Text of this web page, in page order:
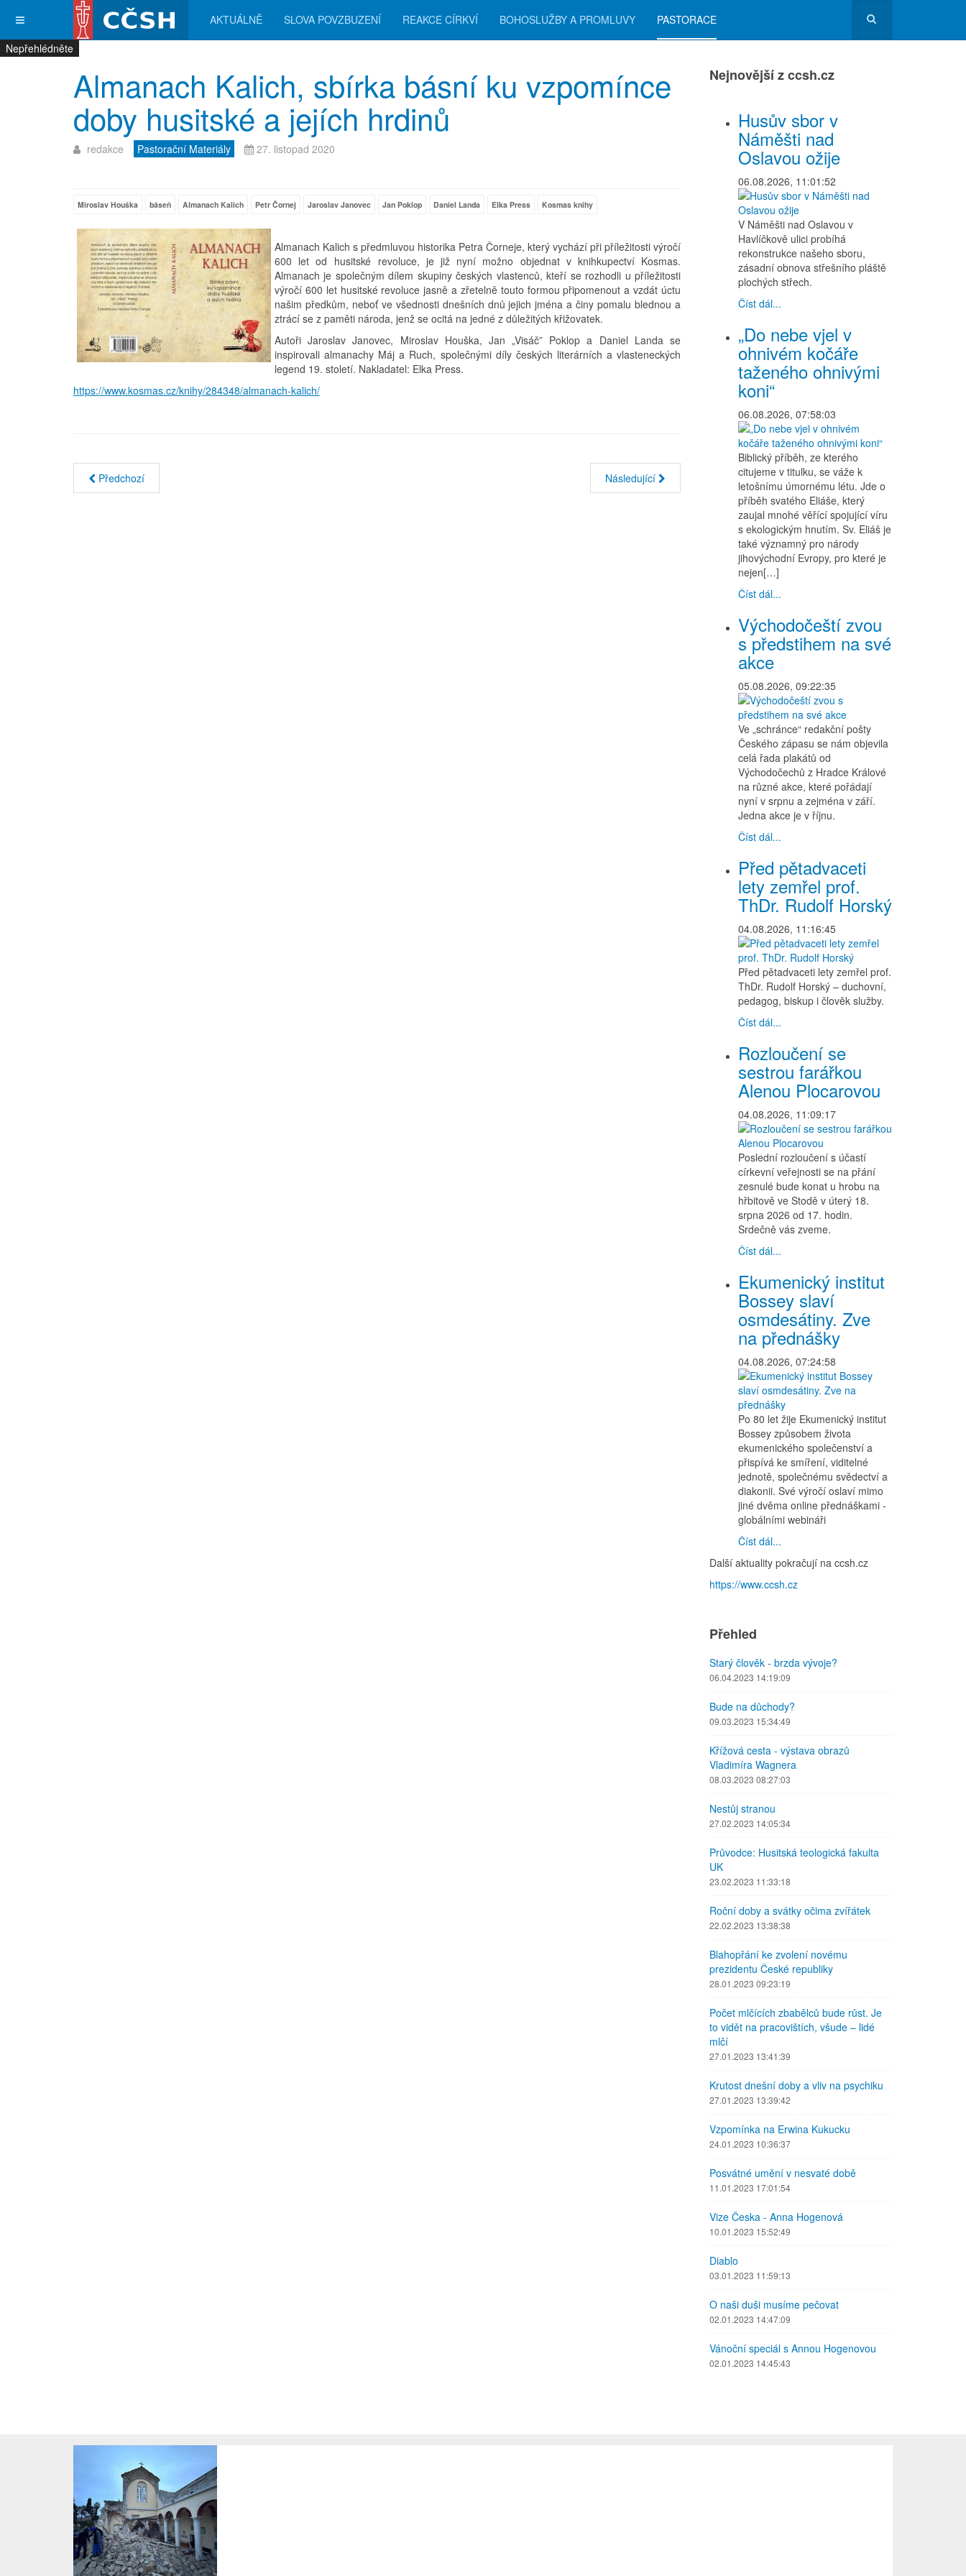
AKTUÁLNĚ SLOVA POVZBUZENÍ REAKCE CÍRKVÍ BOHOSLUŽBY A PROMLUVY PASTORACE
Almanach Kalich, sbírka básní ku vzpomínce
doby husitské a jejích hrdinů
redakce Pastorační Materiály 27. listopad 2020
Miroslav Houška báseň Almanach Kalich Petr Čornej Jaroslav Janovec Jan Poklop Daniel Landa Elka Press Kosmas knihy
Almanach Kalich s předmluvou historika Petra Čorneje, který vychází při příležitosti výročí
600 let od husitské revoluce, je již nyní možno objednat v knihkupectví Kosmas.
Almanach je společným dílem skupiny českých vlastenců, kteří se rozhodli u příležitosti
výročí 600 let husitské revoluce jasně a zřetelně touto formou připomenout a vzdát úctu
našim předkům, neboť ve všednosti dnešních dnů jejich jména a činy pomalu blednou a
ztrácí se z paměti národa, jenž se ocitá na jedné z důležitých křižovatek.
Autoři Jaroslav Janovec, Miroslav Houška, Jan „Visáč” Poklop a Daniel Landa se
inspirovali almanachy Máj a Ruch, společnými díly českých literárních a vlasteneckých
legend 19. století. Nakladatel: Elka Press.
https://www.kosmas.cz/knihy/284348/almanach-kalich/
Předchozí Následující
Nejnovější z ccsh.cz
Husův sbor v
Náměšti nad
Oslavou ožije
06.08.2026, 11:01:52
V Náměšti nad Oslavou v
Havlíčkově ulici probíhá
rekonstrukce našeho sboru,
zásadní obnova střešního pláště
plochých střech.
Číst dál...
„Do nebe vjel v
ohnivém kočáře
taženého ohnivými
koni“
06.08.2026, 07:58:03
Biblický příběh, ze kterého
citujeme v titulku, se váže k
letošnímu úmornému létu. Jde o
příběh svatého Eliáše, který
zaujal mnohé věřící spojující víru
s ekologickým hnutím. Sv. Eliáš je
také významný pro národy
jihovýchodní Evropy, pro které je
nejen[…]
Číst dál...
Východočeští zvou
s předstihem na své
akce
05.08.2026, 09:22:35
Ve „schránce“ redakční pošty
Českého zápasu se nám objevila
celá řada plakátů od
Východočechů z Hradce Králové
na různé akce, které pořádají
nyní v srpnu a zejména v září.
Jedna akce je v říjnu.
Číst dál...
Před pětadvaceti
lety zemřel prof.
ThDr. Rudolf Horský
04.08.2026, 11:16:45
Před pětadvaceti lety zemřel prof.
ThDr. Rudolf Horský – duchovní,
pedagog, biskup i člověk služby.
Číst dál...
Rozloučení se
sestrou farářkou
Alenou Plocarovou
04.08.2026, 11:09:17
Poslední rozloučení s účastí
církevní veřejnosti se na přání
zesnulé bude konat u hrobu na
hřbitově ve Stodě v úterý 18.
srpna 2026 od 17. hodin.
Srdečně vás zveme.
Číst dál...
Ekumenický institut
Bossey slaví
osmdesátiny. Zve
na přednášky
04.08.2026, 07:24:58
Po 80 let žije Ekumenický institut
Bossey způsobem života
ekumenického společenství a
přispívá ke smíření, viditelné
jednotě, společnému svědectví a
diakonii. Své výročí oslaví mimo
jiné dvěma online přednáškami -
globálními webináři
Číst dál...
Další aktuality pokračují na ccsh.cz
https://www.ccsh.cz
Přehled
Starý člověk - brzda vývoje?
06.04.2023 14:19:09
Bude na důchody?
09.03.2023 15:34:49
Křížová cesta - výstava obrazů
Vladimíra Wagnera
08.03.2023 08:27:03
Nestůj stranou
27.02.2023 14:05:34
Průvodce: Husitská teologická fakulta
UK
23.02.2023 11:33:18
Roční doby a svátky očima zvířátek
22.02.2023 13:38:38
Blahopřání ke zvolení novému
prezidentu České republiky
28.01.2023 09:23:19
Počet mlčících zbabělců bude růst. Je
to vidět na pracovištích, všude – lidé
mlčí
27.01.2023 13:41:39
Krutost dnešní doby a vliv na psychiku
27.01.2023 13:39:42
Vzpomínka na Erwina Kukucku
24.01.2023 10:36:37
Posvátné umění v nesvaté době
11.01.2023 17:01:54
Vize Česka - Anna Hogenová
10.01.2023 15:52:49
Diablo
03.01.2023 11:59:13
O naši duši musíme pečovat
02.01.2023 14:47:09
Vánoční speciál s Annou Hogenovou
02.01.2023 14:45:43
Nepřehlédněte
Nepřehlédněte
Nepřehlédněte
Nepřehlédněte